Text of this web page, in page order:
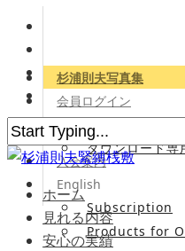
杉浦則夫写真集
会員ログイン
会員専用サイト
ダウンロード専
入会案内
English
Subscription
Products for
ホーム
見れる内容
安心の実績